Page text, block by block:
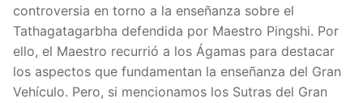
controversia en torno a la enseñanza sobre el
Tathagatagarbha defendida por Maestro Pingshi. Por
ello, el Maestro recurrió a los Ágamas para destacar
los aspectos que fundamentan la enseñanza del Gran
Vehículo. Pero, si mencionamos los Sutras del Gran